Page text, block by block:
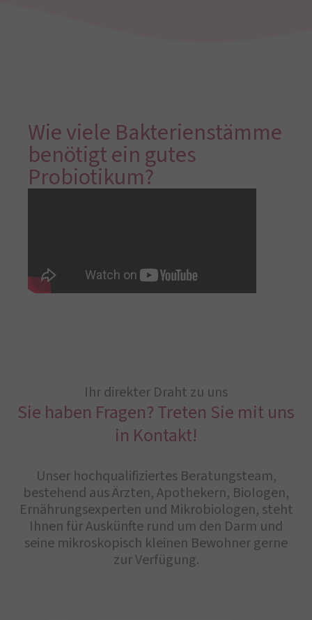
Wie viele Bakterienstämme
benötigt ein gutes
Probiotikum?
Ihr direkter Draht zu uns
Sie haben Fragen? Treten Sie mit uns
in Kontakt!
Unser hochqualifiziertes Beratungsteam,
bestehend aus Ärzten, Apothekern, Biologen,
Ernährungsexperten und Mikrobiologen, steht
Ihnen für Auskünfte rund um den Darm und
seine mikroskopisch kleinen Bewohner gerne
zur Verfügung.